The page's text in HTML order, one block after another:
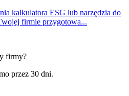
kalkulatora ESG lub narzędzia do
firmie przygotowa...
firmy?
przez 30 dni.